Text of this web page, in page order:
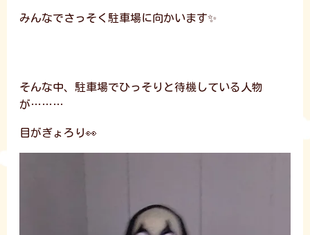
みんなでさっそく駐車場に向かいます✨
そんな中、駐車場でひっそりと待機している人物
が………
目がぎょろり👀